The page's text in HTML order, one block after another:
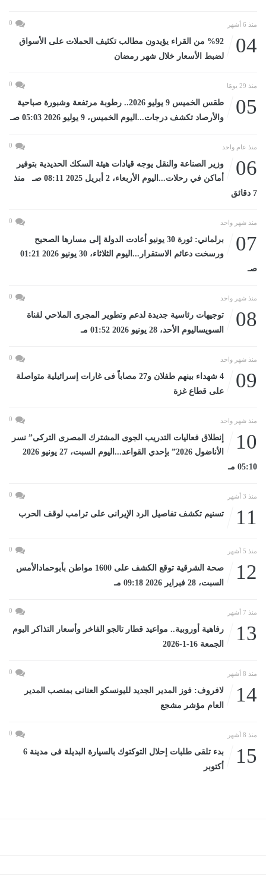
منذ 6 أشهر 0
04
%92 من القراء يؤيدون مطالب تكثيف الحملات على الأسواق
لضبط الأسعار خلال شهر رمضان
منذ 29 يومًا 0
05
طقس الخميس 9 يوليو 2026.. رطوبة مرتفعة وشبورة صباحية
والأرصاد تكشف درجات...اليوم الخميس، 9 يوليو 2026 05:03 صـ
منذ عام واحد 0
06
وزير الصناعة والنقل يوجه قيادات هيئة السكك الحديدية بتوفير
أماكن في رحلات...اليوم الأربعاء، 2 أبريل 2025 08:11 صـ منذ
7 دقائق
منذ شهر واحد 0
07
برلماني: ثورة 30 يونيو أعادت الدولة إلى مسارها الصحيح
ورسخت دعائم الاستقرار...اليوم الثلاثاء، 30 يونيو 2026 01:21
صـ
منذ شهر واحد 0
08
توجيهات رئاسية جديدة لدعم وتطوير المجرى الملاحي لقناة
السويساليوم الأحد، 28 يونيو 2026 01:52 مـ
منذ شهر واحد 0
09
4 شهداء بينهم طفلان و27 مصاباً فى غارات إسرائيلية متواصلة
على قطاع غزة
منذ شهر واحد 0
10
إنطلاق فعاليات التدريب الجوى المشترك المصرى التركى” نسر
الأناضول 2026” بإحدي القواعد...اليوم السبت، 27 يونيو 2026
05:10 مـ
منذ 3 أشهر 0
11 تسنيم تكشف تفاصيل الرد الإيرانى على ترامب لوقف الحرب
منذ 5 أشهر 0
12
صحة الشرقية توقع الكشف على 1600 مواطن بأبوحمادالأمس
السبت، 28 فبراير 2026 09:18 مـ
منذ 7 أشهر 0
13
رفاهية أوروبية.. مواعيد قطار تالجو الفاخر وأسعار التذاكر اليوم
الجمعة 16-1-2026
منذ 8 أشهر 0
14
لافروف: فوز المدير الجديد لليونسكو العنانى بمنصب المدير
العام مؤشر مشجع
منذ 8 أشهر 0
15
بدء تلقى طلبات إحلال التوكتوك بالسيارة البديلة فى مدينة 6
أكتوبر